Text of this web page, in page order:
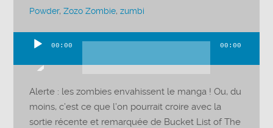
Powder,Zozo Zombie,zumbi
audio
00:00 00:00
Alerte : les zombies envahissent le manga ! Ou, du
moins, c’est ce que l’on pourrait croire avec la
sortie récente et remarquée de Bucket List of The